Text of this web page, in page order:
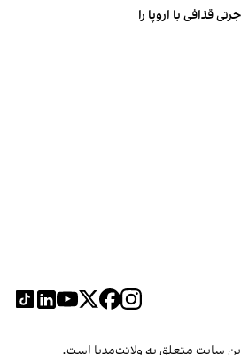
قذافی با اروپا را
سایت متعلق به ولانت‌مدیا است.